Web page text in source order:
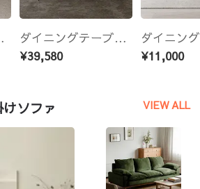
ックトップ 長方形 グレー
ダイニングテーブル セラミック テーブル 食卓 6人掛け 4人掛け 大理石調 幅140cm 幅160cm 幅180cm モダン 北欧 傷 汚れに強い
¥39,580
¥11,000
ソファ VIEW ALL